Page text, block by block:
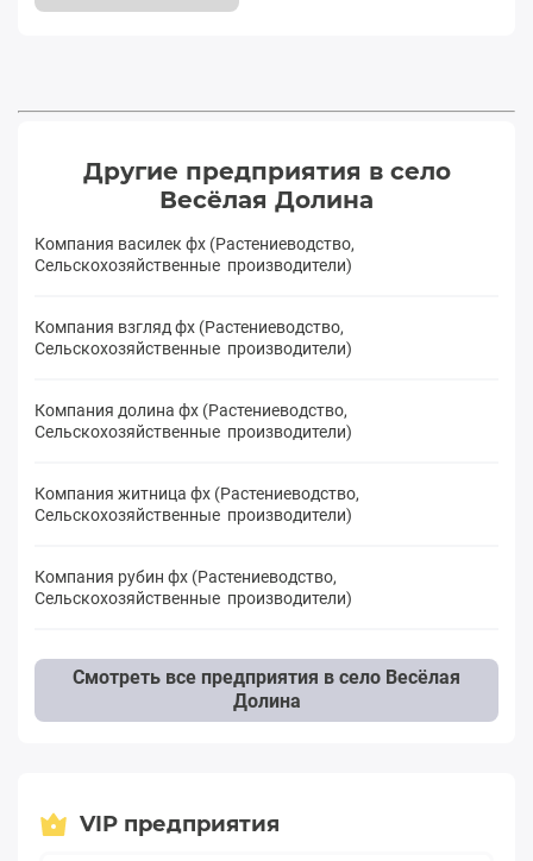
Другие предприятия в село
Весёлая Долина
Компания василек фх (Растениеводство,
Сельскохозяйственные производители)
Компания взгляд фх (Растениеводство,
Сельскохозяйственные производители)
Компания долина фх (Растениеводство,
Сельскохозяйственные производители)
Компания житница фх (Растениеводство,
Сельскохозяйственные производители)
Компания рубин фх (Растениеводство,
Сельскохозяйственные производители)
Смотреть все предприятия в село Весёлая
Долина
VIP предприятия